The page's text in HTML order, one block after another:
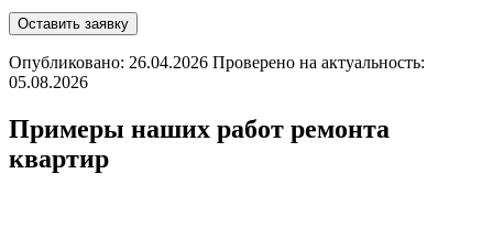
Оставить заявку
Опубликовано: 26.04.2026 Проверено на актуальность:
05.08.2026
Примеры наших работ ремонта
квартир